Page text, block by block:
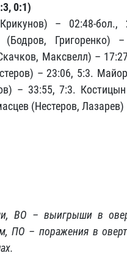
0:1)
– 02:48-бол.,
Григоренко)
Максвелл) –
– 23:06, 5:3.
– 33:55, 7:3.
(Нестеров, Лазарев)
ВО – выигрыши в
ПО – поражения в